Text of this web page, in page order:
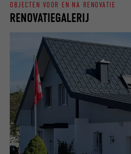
RENOVATIEGALERIJ
OBJECTEN VOOR EN NA RENOVATIE
DOEL
controleren of de
van cookies
VERVALTIJD Sessie
bevat.
NAAM bcookie
AANBIEDER LinkedIn
VERVALTIJD
Gebruikt door de